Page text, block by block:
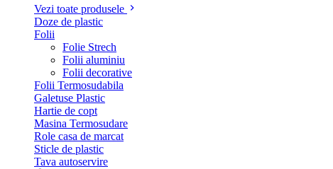
Vezi toate produsele
Doze de plastic
Folii
Folie Strech
Folii aluminiu
Folii decorative
Folii Termosudabila
Galetuse Plastic
Hartie de copt
Masina Termosudare
Role casa de marcat
Sticle de plastic
Tava autoservire